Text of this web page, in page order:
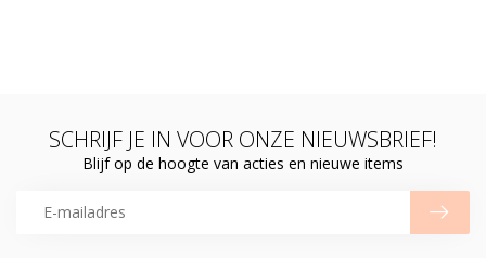
SCHRIJF JE IN VOOR ONZE NIEUWSBRIEF!
Blijf op de hoogte van acties en nieuwe items